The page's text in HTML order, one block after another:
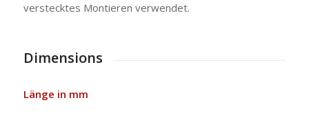
verstecktes Montieren verwendet.
Dimensions
Länge in mm